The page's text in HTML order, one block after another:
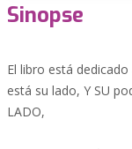
Sinopse
El libro está
está su lado, Y SU
LADO,